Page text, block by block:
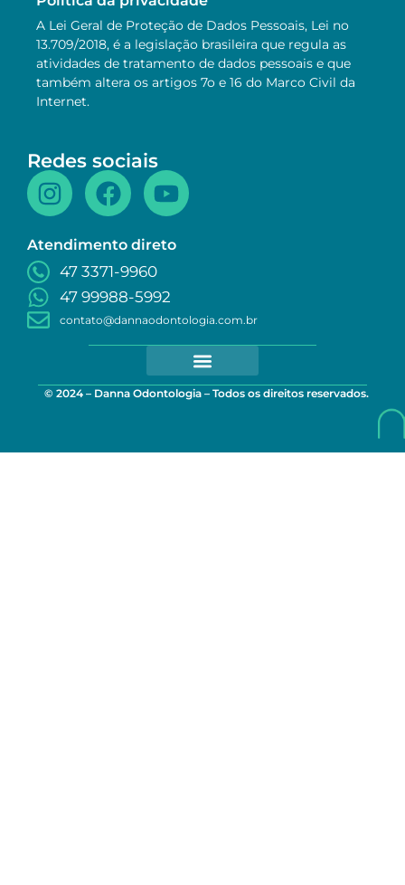
A Lei Geral de Proteção de Dados Pessoais, Lei no
13.709/2018, é a legislação brasileira que regula as
atividades de tratamento de dados pessoais e que
também altera os artigos 7o e 16 do Marco Civil da
Internet.
Redes sociais
Atendimento direto
47 3371-9960
47 99988-5992
contato@dannaodontologia.com.br
© 2024 – Danna Odontologia – Todos os direitos reservados.